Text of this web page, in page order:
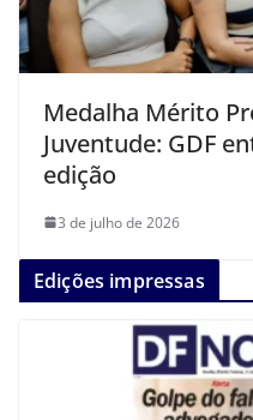
Medalha Mérito
Juventude: GDF
edição
3 de julho de 2026
Edições impressas